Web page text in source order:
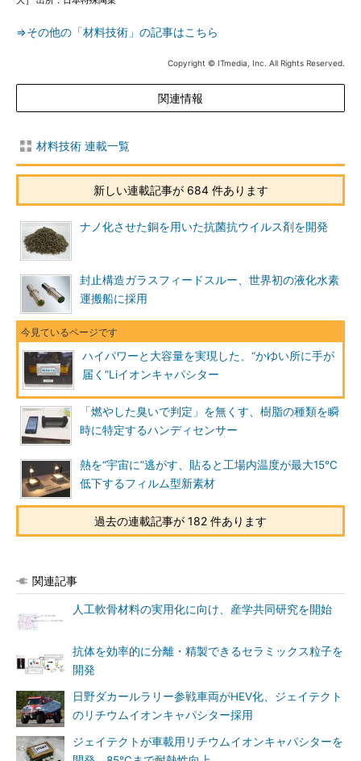
⇒その他の「材料技術」の記事はこちら
Copyright © ITmedia, Inc. All Rights Reserved.
関連情報
材料技術 連載一覧
新しい連載記事が 684 件あります
ナノ化させた銅を用いた抗菌抗ウイルス剤を開発
封止構造ガラスフィードスルー、世界初の液化水素
運搬船に採用
ハイパワーと大容量を実現した、“かゆい所に手が
届く”Liイオンキャパシター
「燃やした臭いで判定」を無くす、樹脂の種類を瞬
時に特定するハンディセンサー
熱を“宇宙に”逃がす、貼ると工場内温度が最大15℃
低下するフィルム型新素材
過去の連載記事が 182 件あります
関連記事
人工軟骨材料の実用化に向け、産学共同研究を開始
抗体を効率的に分離・精製できるセラミックス粒子を
開発
日野ダカールラリー参戦車両がHEV化、ジェイテクト
のリチウムイオンキャパシター採用
ジェイテクトが車載用リチウムイオンキャパシターを